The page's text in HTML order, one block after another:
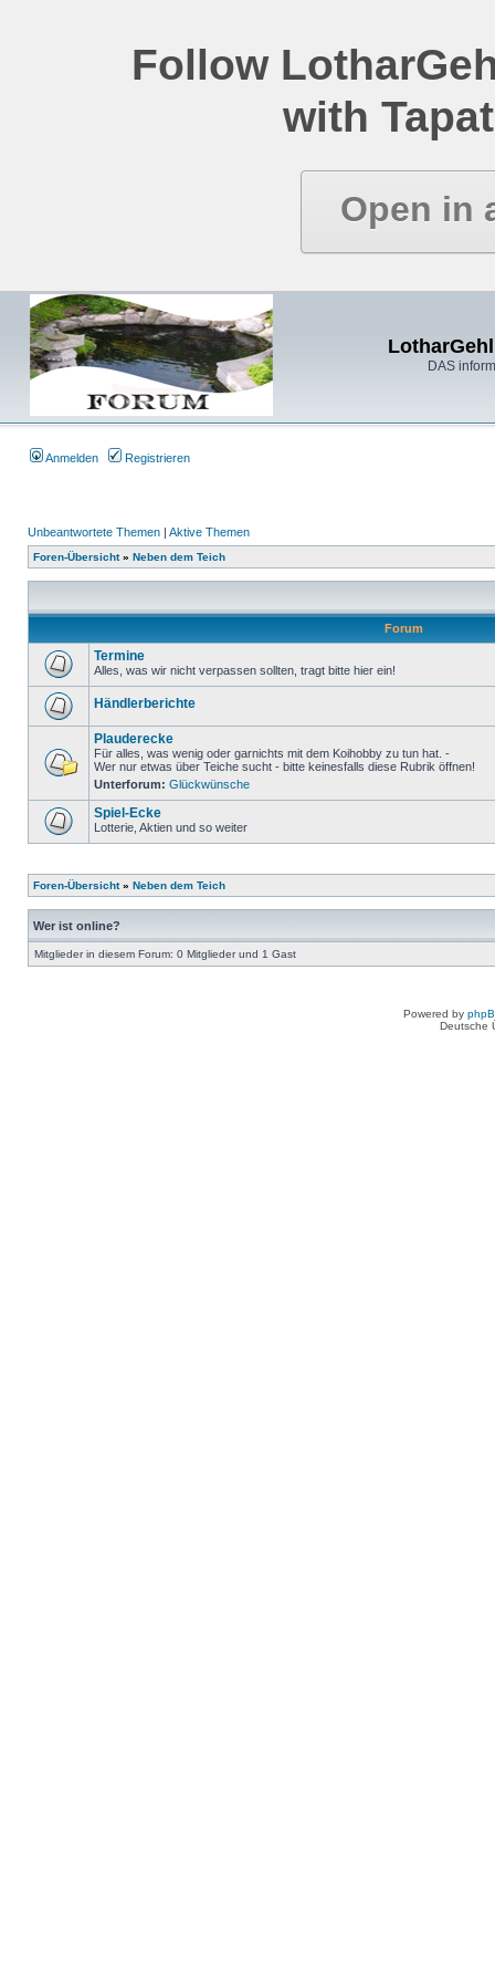
Follow
with
Open in
DAS
Anmelden Registrieren
Unbeantwortete Themen | Aktive Themen
Foren-Übersicht» Neben dem Teich
Forum
Termine
Alles, was wir nicht verpassen sollten, tragt bitte hier ein!
Händlerberichte
Plauderecke
Für alles, was wenig oder garnichts mit dem Koihobby zu tun hat. -
Wer nur etwas über Teiche sucht - bitte keinesfalls diese Rubrik öffnen!
Unterforum: Glückwünsche
Spiel-Ecke
Lotterie, Aktien und so weiter
Foren-Übersicht» Neben dem Teich
Wer ist online?
Mitglieder in diesem Forum: 0 Mitglieder und 1 Gast
Powered by
Deutsche